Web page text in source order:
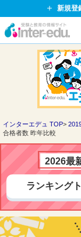
新規登
イ
ド
ッ
ト
インターエデュ TOP
合格者数 昨年比較
2026最
ランキング